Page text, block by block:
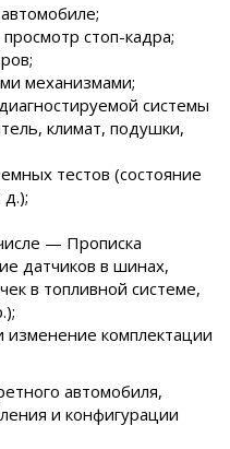
стоп-кадра;
механизмами;
системы
климат, подушки,
тестов (состояние
— Прописка
датчиков в шинах,
в топливной системе,
изменение комплектации
автомобиля,
и конфигурации